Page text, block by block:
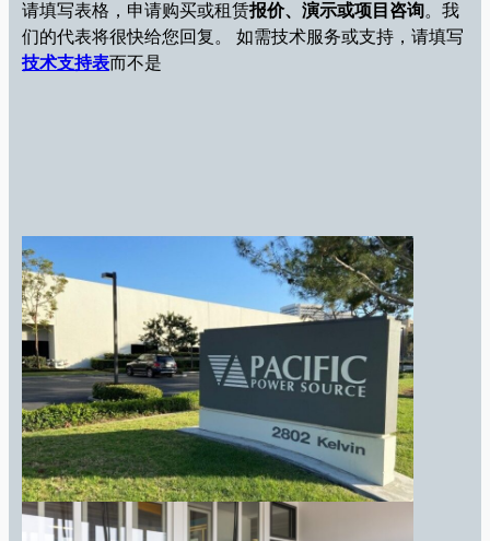
请填写表格，申请购买或租赁报价、演示或项目咨询。我
们的代表将很快给您回复。 如需技术服务或支持，请填写
技术支持表而不是